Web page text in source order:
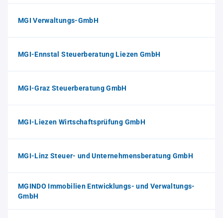
MGI Verwaltungs-GmbH
MGI-Ennstal Steuerberatung Liezen GmbH
MGI-Graz Steuerberatung GmbH
MGI-Liezen Wirtschaftsprüfung GmbH
MGI-Linz Steuer- und Unternehmensberatung GmbH
MGINDO Immobilien Entwicklungs- und Verwaltungs-
GmbH